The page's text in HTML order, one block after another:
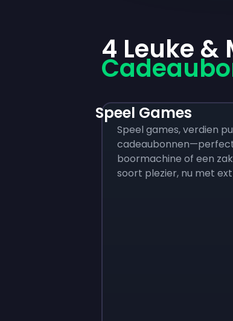
4 Leuke &
Speel Games
Speel games, verdien
boormachine of een
soort plezier, nu met